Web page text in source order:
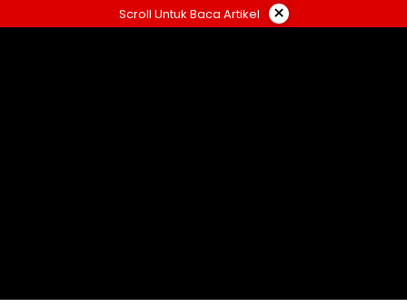
ke
Scroll Untuk Baca Artikel ×